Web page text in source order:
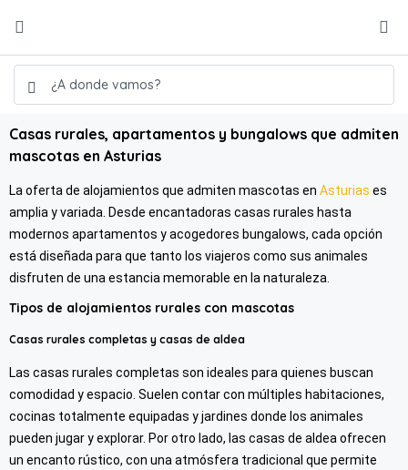
Casas rurales, apartamentos y bungalows que admiten
mascotas en Asturias
La oferta de alojamientos que admiten mascotas en Asturias es
amplia y variada. Desde encantadoras casas rurales hasta
modernos apartamentos y acogedores bungalows, cada opción
está diseñada para que tanto los viajeros como sus animales
disfruten de una estancia memorable en la naturaleza.
Tipos de alojamientos rurales con mascotas
Casas rurales completas y casas de aldea
Las casas rurales completas son ideales para quienes buscan
comodidad y espacio. Suelen contar con múltiples habitaciones,
cocinas totalmente equipadas y jardines donde los animales
pueden jugar y explorar. Por otro lado, las casas de aldea ofrecen
un encanto rústico, con una atmósfera tradicional que permite